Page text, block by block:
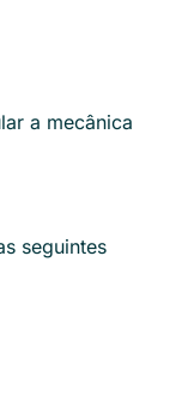
a mecânica
seguintes